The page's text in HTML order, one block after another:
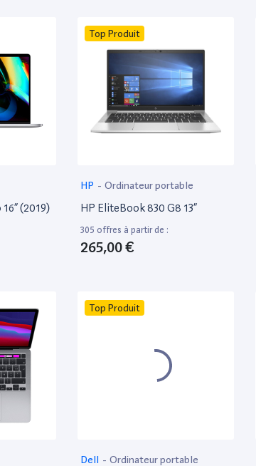
(2019)
Top Produit
HP - Ordinateur portable
HP EliteBook 830 G8 13”
305 offres à partir de :
265,00 €
Top Produit
Dell - Ordinateur portable